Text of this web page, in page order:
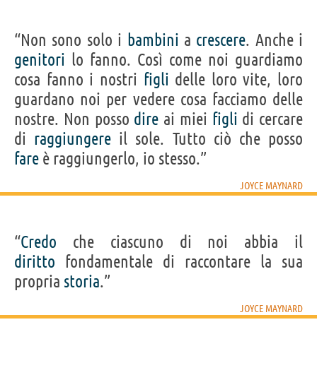
IDENTIKIT E DATI ANAGRAFICI
Nome
Joyce
Cognome Maynard
5 novembre 1953
Sesso femminile
Nazionalità statunitense
Professione scrittore
Segno zodiacale Scorpione
Acquista libri di Joyce Maynard su
Frasi, citazioni e aforismi di Joyce Maynard
“Credo che ciascuno di noi abbia il diritto
fondamentale di raccontare la sua propria storia.”
Tweet
“Non sono solo i bambini a crescere. Anche i
genitori lo fanno. Così come noi guardiamo
cosa fanno i nostri figli delle loro vite, loro
guardano noi per vedere cosa facciamo delle
nostre. Non posso dire ai miei figli di cercare
di raggiungere il sole. Tutto ciò che posso
fare è raggiungerlo, io stesso.”
JOYCE MAYNARD
“Credo che ciascuno di noi abbia il
diritto fondamentale di raccontare la sua
propria storia.”
JOYCE MAYNARD